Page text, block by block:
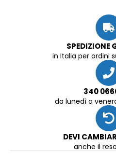
SPEDIZIONE
in Italia per ordini
340
da lunedì a
DEVI
anche il